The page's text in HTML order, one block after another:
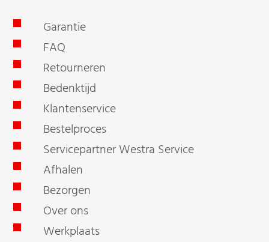
Garantie
FAQ
Retourneren
Bedenktijd
Klantenservice
Bestelproces
Servicepartner Westra Service
Afhalen
Bezorgen
Over ons
Werkplaats